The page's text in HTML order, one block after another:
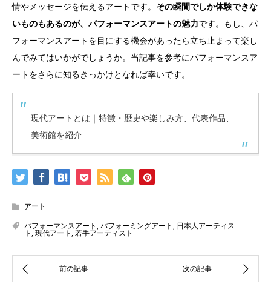
情やメッセージを伝えるアートです。 その瞬間でしか体験できな
いものもあるのが、パフォーマンスアートの魅力です。もし、パ
フォーマンスアートを目にする機会があったら立ち止まって楽し
んでみてはいかがでしょうか。当記事を参考にパフォーマンスア
ートをさらに知るきっかけとなれば幸いです。
現代アートとは｜特徴・歴史や楽しみ方、代表作品、
美術館を紹介
アート
パフォーマンスアート ,パフォーミングアート , 日本人アーティス
ト ,現代アート ,若手アーティスト